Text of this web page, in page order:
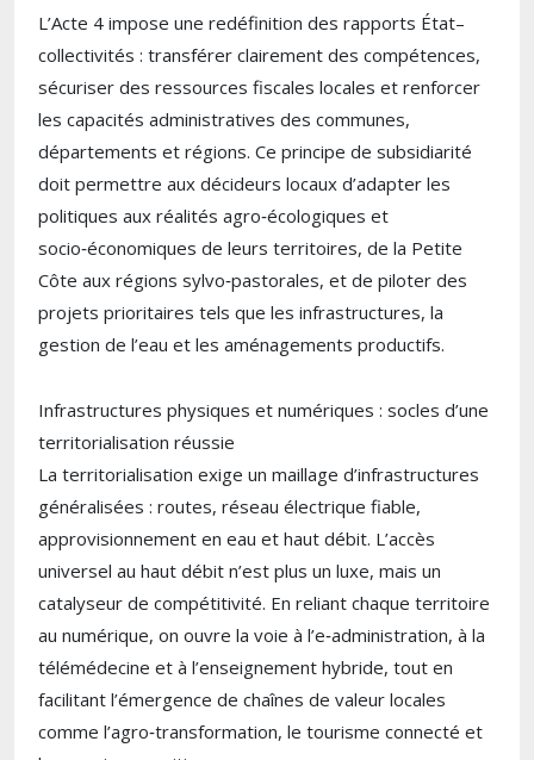
L’Acte 4 impose une redéfinition des rapports État–
collectivités : transférer clairement des compétences,
sécuriser des ressources fiscales locales et renforcer
les capacités administratives des communes,
départements et régions. Ce principe de subsidiarité
doit permettre aux décideurs locaux d’adapter les
politiques aux réalités agro‑écologiques et
socio‑économiques de leurs territoires, de la Petite
Côte aux régions sylvo‑pastorales, et de piloter des
projets prioritaires tels que les infrastructures, la
gestion de l’eau et les aménagements productifs.
Infrastructures physiques et numériques : socles d’une
territorialisation réussie
La territorialisation exige un maillage d’infrastructures
généralisées : routes, réseau électrique fiable,
approvisionnement en eau et haut débit. L’accès
universel au haut débit n’est plus un luxe, mais un
catalyseur de compétitivité. En reliant chaque territoire
au numérique, on ouvre la voie à l’e‑administration, à la
télémédecine et à l’enseignement hybride, tout en
facilitant l’émergence de chaînes de valeur locales
comme l’agro‑transformation, le tourisme connecté et